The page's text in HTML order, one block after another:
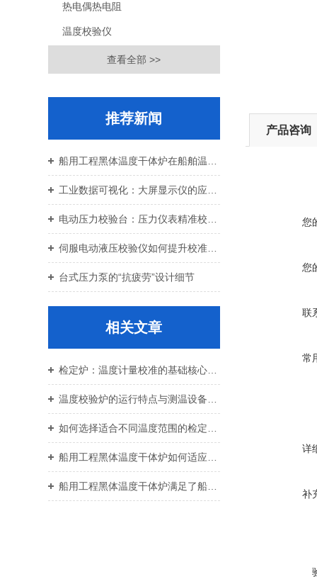
热电偶热电阻
温度校验仪
查看全部 >>
推荐新闻
伺服电动液压校验仪如何提升校准效率与重复性
台式压力泵的“抗疲劳”设计细节
相关文章
检定炉：温度计量校准的基础核心设备
船用工程黑体温度干体炉满足了船舶工程对于热能的需求
产品咨询
您
您
联
常
详
补